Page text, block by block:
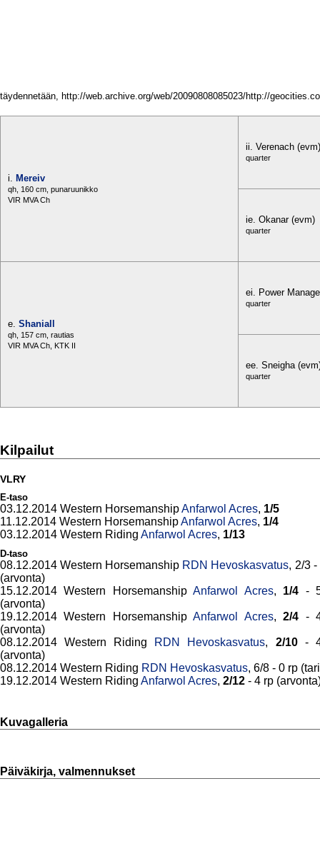
täydennetään, http://web.archive.org/web/20090808085023/http://
i. Mereiv
qh, 160 cm, punaruunikko
VIR MVA Ch
ii. Verenach (evm)
quarter
ie. Okanar (evm)
quarter
e. Shaniall
qh, 157 cm, rautias
VIR MVA Ch, KTK II
ei. Power
quarter
ee. Sneigha
quarter
Kilpailut
VLRY
E-taso
03.12.2014 Western HorsemanshipAnfarwol Acres, 1/5
11.12.2014 Western HorsemanshipAnfarwol Acres, 1/4
03.12.2014 Western Riding Anfarwol Acres, 1/13
D-taso
08.12.2014 Western Horsemanship RDN Hevoskasvatus, 2/3 -
(arvonta)
15.12.2014 Western HorsemanshipAnfarwol Acres, 1/4 -
(arvonta)
19.12.2014 Western HorsemanshipAnfarwol Acres,2/4 -
(arvonta)
08.12.2014 Western Riding RDN Hevoskasvatus, 2/10-
(arvonta)
08.12.2014 Western Riding RDN Hevoskasvatus, 6/8 - 0 rp
19.12.2014 Western Riding Anfarwol Acres, 2/12 - 4 rp
Kuvagalleria
Päiväkirja, valmennukset